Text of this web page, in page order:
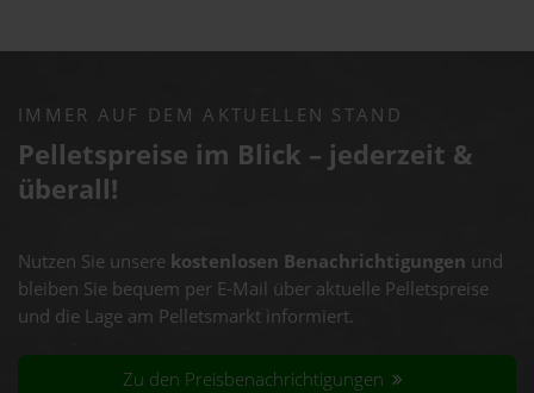
IMMER AUF DEM AKTUELLEN STAND
Pelletspreise im Blick – jederzeit &
überall!
Nutzen Sie unsere kostenlosen Benachrichtigungen und
bleiben Sie bequem per E-Mail über aktuelle Pelletspreise
und die Lage am Pelletsmarkt informiert.
Zu den Preisbenachrichtigungen